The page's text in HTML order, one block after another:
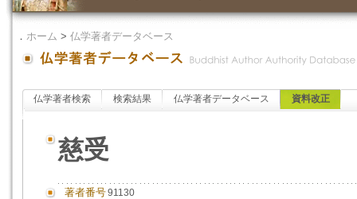
． ホーム > 仏学著者データベース
仏学著者検索 検索結果 仏学著者データベース 資料改正
慈受
著者番号91130